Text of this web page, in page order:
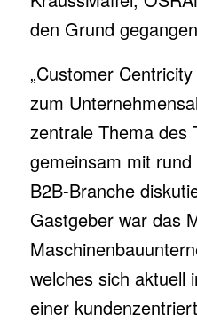
den Grund
„Customer
zum
zentrale Thema des
gemeinsam mit
B2B-Branche
Gastgeber war das
welches sich aktuell
einer